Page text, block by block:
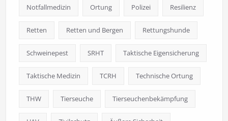
Notfallmedizin Ortung Polizei Resilienz
Retten Retten und Bergen Rettungshunde
Schweinepest SRHT Taktische Eigensicherung
Taktische Medizin TCRH Technische Ortung
THW Tierseuche Tierseuchenbekämpfung